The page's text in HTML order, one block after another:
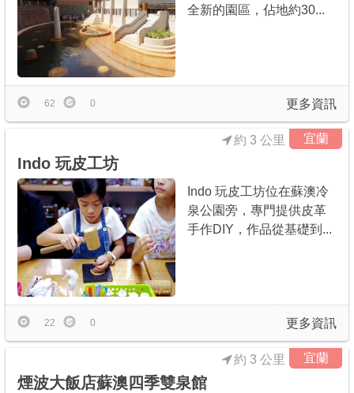
全新的園區，佔地約30...
更多資訊
62 0
宜蘭
約 3 公里
Indo 玩皮工坊
Indo 玩皮工坊位在蘇澳冷
泉公園旁，專門提供皮革
手作DIY，作品從基礎到...
更多資訊
22 0
宜蘭
約 3 公里
煙波大飯店蘇澳四季雙泉館